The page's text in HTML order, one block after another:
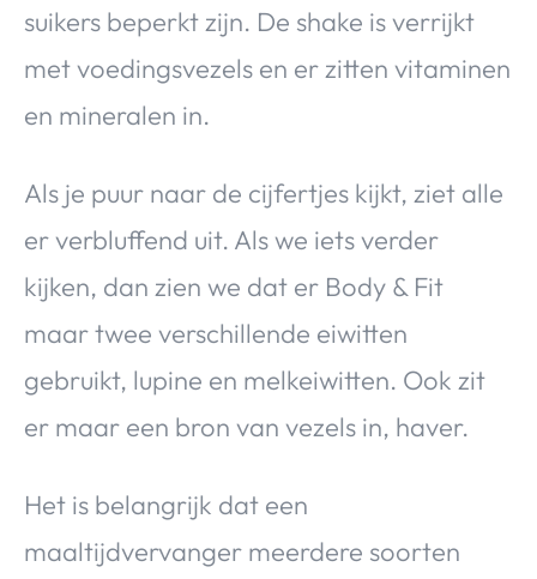
suikers beperkt zijn. De shake is verrijkt
met voedingsvezels en er zitten vitaminen
en mineralen in.
Als je puur naar de cijfertjes kijkt, ziet alle
er verbluffend uit. Als we iets verder
kijken, dan zien we dat er Body & Fit
maar twee verschillende eiwitten
gebruikt, lupine en melkeiwitten. Ook zit
er maar een bron van vezels in, haver.
Het is belangrijk dat een
maaltijdvervanger meerdere soorten